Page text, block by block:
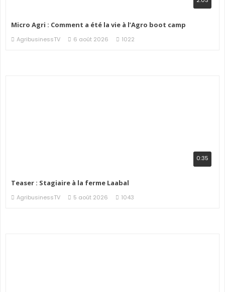
Micro Agri : Comment a été la vie à l’Agro boot camp
AgribusinessTV 6 août 2026 1022
0:35
Teaser : Stagiaire à la ferme Laabal
AgribusinessTV 5 août 2026 1043